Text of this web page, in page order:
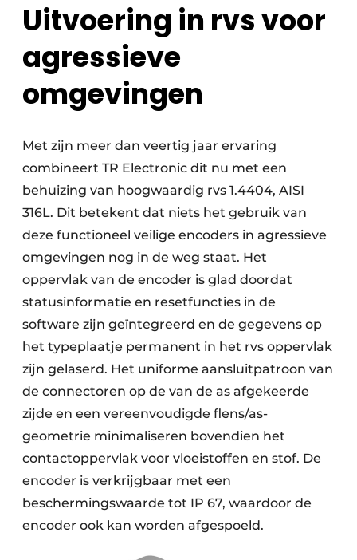
Uitvoering in rvs voor
agressieve
omgevingen
Met zijn meer dan veertig jaar ervaring
combineert TR Electronic dit nu met een
behuizing van hoogwaardig rvs 1.4404, AISI
316L. Dit betekent dat niets het gebruik van
deze functioneel veilige encoders in agressieve
omgevingen nog in de weg staat. Het
oppervlak van de encoder is glad doordat
statusinformatie en resetfuncties in de
software zijn geïntegreerd en de gegevens op
het typeplaatje permanent in het rvs oppervlak
zijn gelaserd. Het uniforme aansluitpatroon van
de connectoren op de van de as afgekeerde
zijde en een vereenvoudigde flens/as-
geometrie minimaliseren bovendien het
contactoppervlak voor vloeistoffen en stof. De
encoder is verkrijgbaar met een
beschermingswaarde tot IP 67, waardoor de
encoder ook kan worden afgespoeld.